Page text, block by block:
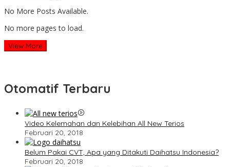
No More Posts Available.
No more pages to load.
View More
Otomatif Terbaru
Video Kelemahan dan Kelebihan All New Terios
Februari 20, 2018
Belum Pakai CVT, Apa yang Ditakuti Daihatsu Indonesia?
Februari 20, 2018